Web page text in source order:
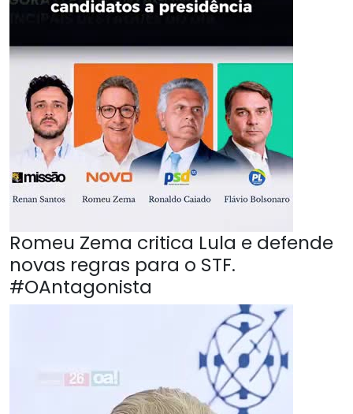
Romeu Zema critica Lula e defende
novas regras para o STF.
#OAntagonista